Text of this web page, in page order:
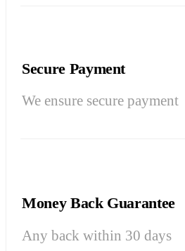
Secure Payment
We ensure secure payment
Money Back Guarantee
Any back within 30 days